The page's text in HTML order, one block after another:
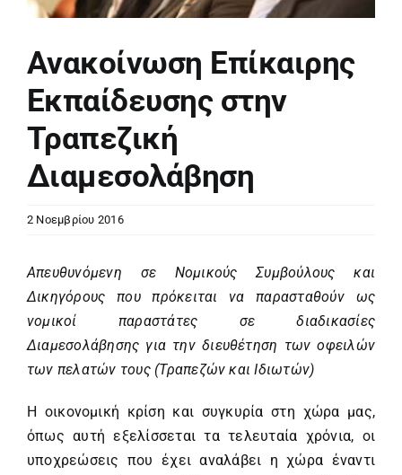
Ανακοίνωση Επίκαιρης
Εκπαίδευσης στην
Τραπεζική
Διαμεσολάβηση
2 Νοεμβρίου 2016
Απευθυνόμενη σε Νομικούς Συμβούλους και
Δικηγόρους που πρόκειται να παρασταθούν ως
νομικοί παραστάτες σε διαδικασίες
Διαμεσολάβησης για την διευθέτηση των οφειλών
των πελατών τους (Τραπεζών και Ιδιωτών)
Η οικονομική κρίση και συγκυρία στη χώρα μας,
όπως αυτή εξελίσσεται τα τελευταία χρόνια, οι
υποχρεώσεις που έχει αναλάβει η χώρα έναντι